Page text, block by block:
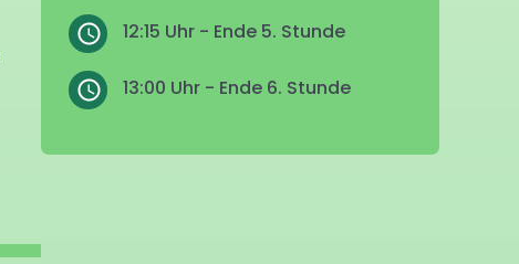
12:15 Uhr - Ende 5. Stunde
13:00 Uhr - Ende 6. Stunde